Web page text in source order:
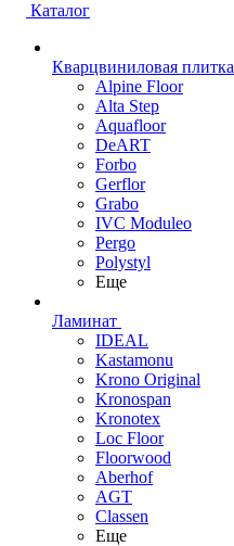
Каталог
Кварцвиниловая плитка
Alpine Floor
Alta Step
Aquafloor
DeART
Forbo
Gerflor
Grabo
IVC Moduleo
Pergo
Polystyl
Еще
Ламинат
IDEAL
Kastamonu
Krono Original
Kronospan
Kronotex
Loc Floor
Floorwood
Aberhof
AGT
Classen
Еще